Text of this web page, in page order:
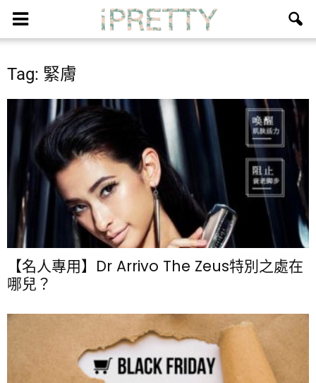
Tag: 緊膚
【名人專用】Dr Arrivo The Zeus特別之處在
哪兒？